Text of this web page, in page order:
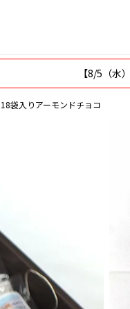
【8/5（水
袋入りアーモンドチョコ